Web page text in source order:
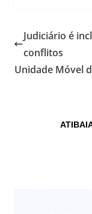
Judiciário é
conflitos
Unidade Móvel